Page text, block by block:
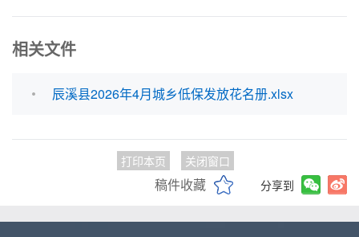
相关文件
辰溪县2026年4月城乡低保发放花名册.xlsx
打印本页 关闭窗口
稿件收藏 分享到